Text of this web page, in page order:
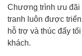
Chương trình ưu đãi
tranh luôn được
hỗ trợ và thúc đẩy
khách.